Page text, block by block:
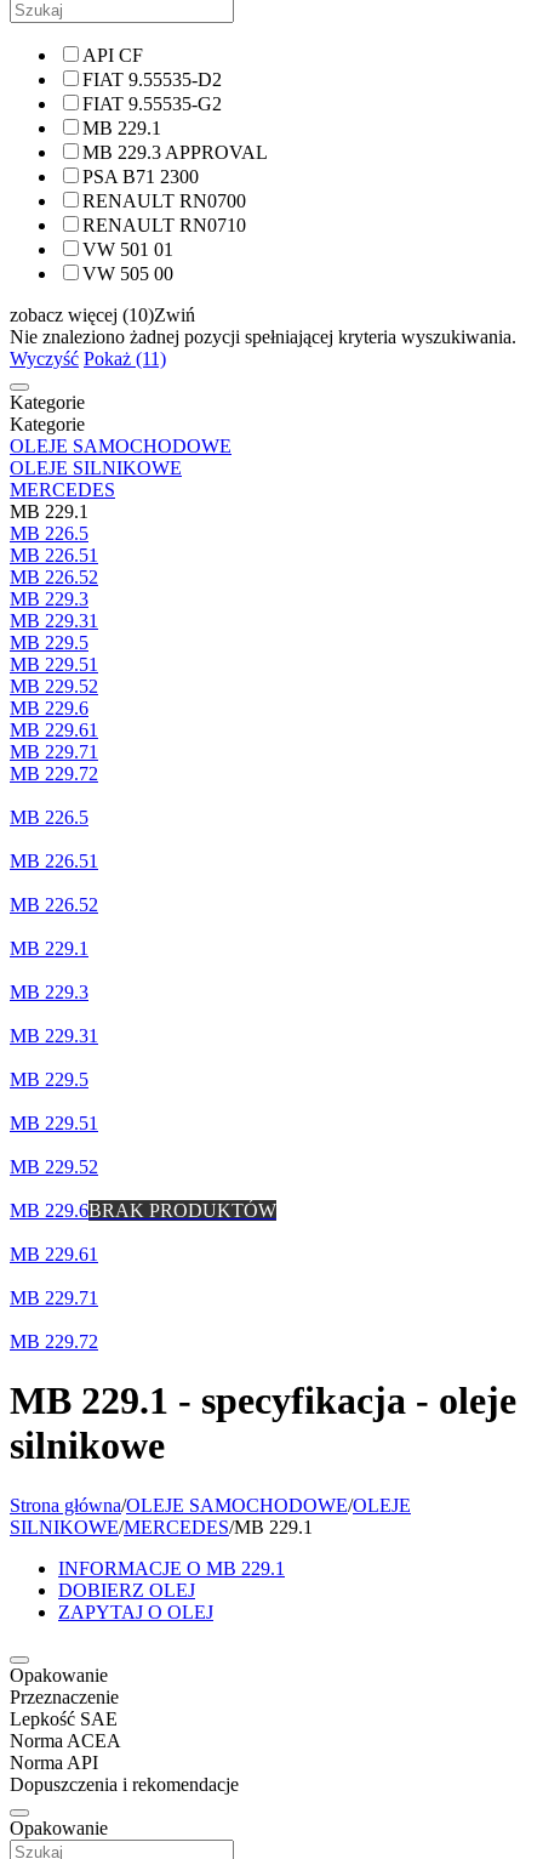
API CF
FIAT 9.55535-D2
FIAT 9.55535-G2
MB 229.1
MB 229.3 APPROVAL
PSA B71 2300
RENAULT RN0700
RENAULT RN0710
VW 501 01
VW 505 00
zobacz więcej (10)Zwiń
Nie znaleziono żadnej pozycji spełniającej kryteria wyszukiwania.
Wyczyść Pokaż (11)
Kategorie
Kategorie
OLEJE SAMOCHODOWE
OLEJE SILNIKOWE
MERCEDES
MB 229.1
MB 226.5
MB 226.51
MB 226.52
MB 229.3
MB 229.31
MB 229.5
MB 229.51
MB 229.52
MB 229.6
MB 229.61
MB 229.71
MB 229.72
MB 226.5
MB 226.51
MB 226.52
MB 229.1
MB 229.3
MB 229.31
MB 229.5
MB 229.51
MB 229.52
MB 229.6BRAK PRODUKTÓW
MB 229.61
MB 229.71
MB 229.72
MB 229.1 - specyfikacja - oleje
silnikowe
Strona główna/OLEJE SAMOCHODOWE/OLEJE
SILNIKOWE/MERCEDES/MB 229.1
INFORMACJE O MB 229.1
DOBIERZ OLEJ
ZAPYTAJ O OLEJ
Opakowanie
Przeznaczenie
Lepkość SAE
Norma ACEA
Norma API
Dopuszczenia i rekomendacje
Opakowanie